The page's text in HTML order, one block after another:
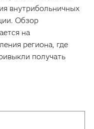
внутрибольничных
Обзор
на
региона, где
получать